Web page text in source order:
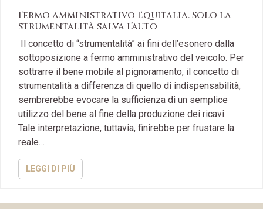
Fermo amministrativo Equitalia. Solo la
strumentalità salva l’auto
Il concetto di “strumentalità” ai fini dell’esonero dalla
sottoposizione a fermo amministrativo del veicolo. Per
sottrarre il bene mobile al pignoramento, il concetto di
strumentalità a differenza di quello di indispensabilità,
sembrerebbe evocare la sufficienza di un semplice
utilizzo del bene al fine della produzione dei ricavi.
Tale interpretazione, tuttavia, finirebbe per frustare la
reale…
LEGGI DI PIÙ